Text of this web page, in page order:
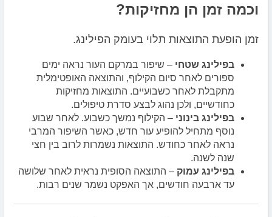
וכמה זמן הן מחזיקות?
זמן הופעת התוצאות תלוי בעומק הפילינג.
בפילינג שטחי – שיפור במרקם העור נראה ימים
ספורים לאחר סיום הקילוף, והתוצאה האופטימלית
מתקבלת לאחר כשבועיים. התוצאות מחזיקות
כחודשיים, ולכן נהוג לבצע סדרת טיפולים.
בפילינג בינוני – הקילוף נמשך כשבוע. לאחר שבוע
נוסף מתחיל להופיע עור חדש, כאשר השיפור המרבי
נראה לאחר כחודש. התוצאות נשמרות לרוב בין חצי
שנה לשנה.
בפילינג עמוק – התוצאה הסופית נראית לאחר שלושה
עד ארבעה חודשים, אך האפקט נשמר שנים רבות.